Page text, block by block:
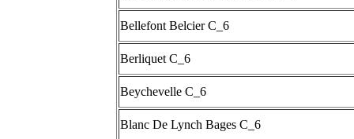
Bellefont Belcier C_6
Berliquet C_6
Beychevelle C_6
Blanc De Lynch Bages C_6